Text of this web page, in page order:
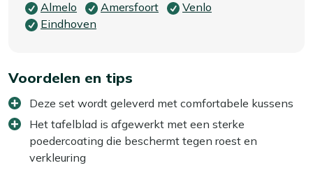
Almelo Amersfoort
Venlo
Eindhoven
Voordelen en tips
Deze set wordt geleverd met comfortabele kussens
Het tafelblad is afgewerkt met een sterke
poedercoating die beschermt tegen roest en
verkleuring